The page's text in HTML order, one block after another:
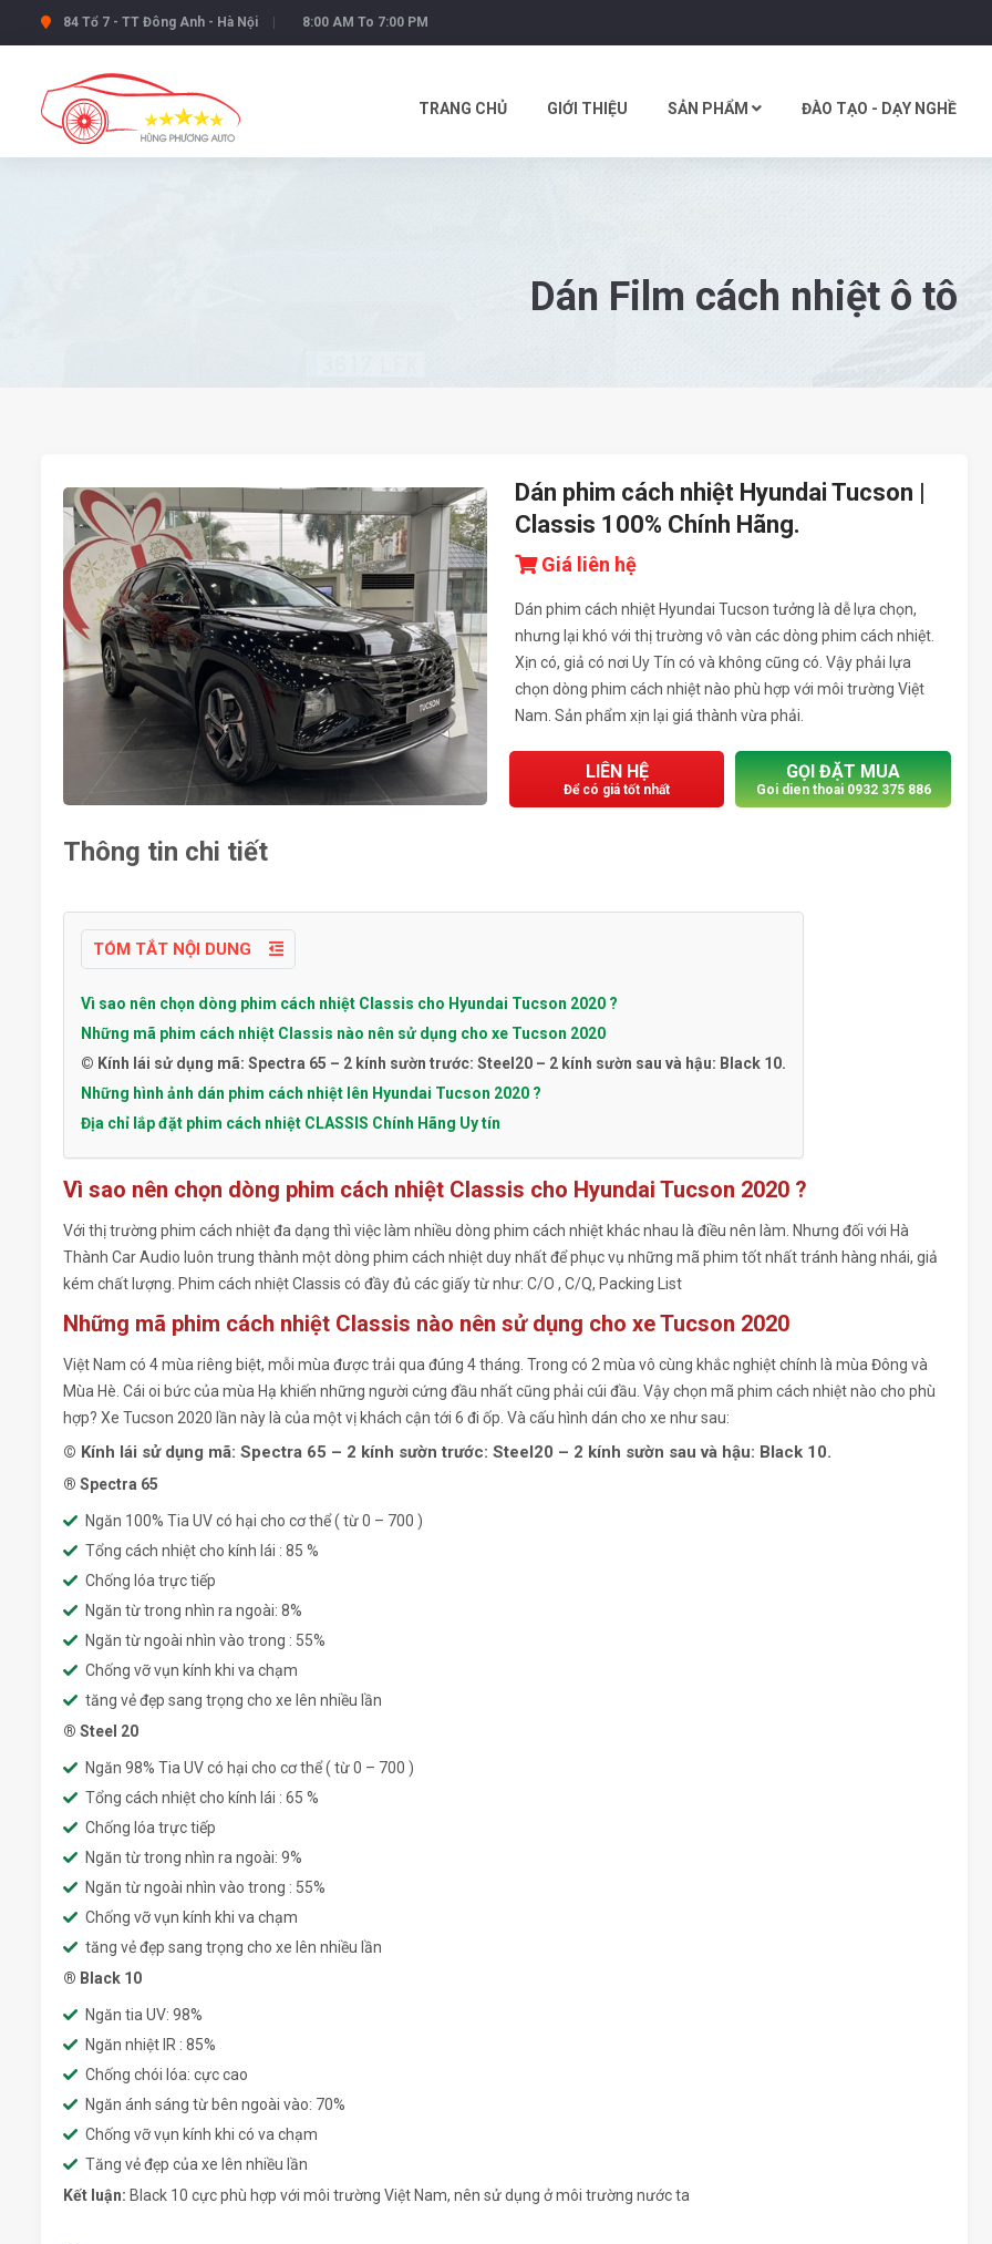
84 Tổ 7 - TT Đông Anh - Hà Nội 8:00 AM To 7:00 PM
TRANG CHỦ GIỚI THIỆU SẢN PHẨM ĐÀO TẠO - DẠY NGHỀ
Dán Film cách nhiệt ô tô
Dán phim cách nhiệt Hyundai Tucson |
Classis 100% Chính Hãng.
Giá liên hệ
Dán phim cách nhiệt Hyundai Tucson tưởng là dễ lựa chọn,
nhưng lại khó với thị trường vô vàn các dòng phim cách nhiệt.
Xịn có, giả có nơi Uy Tín có và không cũng có. Vậy phải lựa
chọn dòng phim cách nhiệt nào phù hợp với môi trường Việt
Nam. Sản phẩm xịn lại giá thành vừa phải.
LIÊN HỆ
Để có giá tốt nhất
GỌI ĐẶT MUA
Goi dien thoai 0932 375 886
Thông tin chi tiết
TÓM TẮT NỘI DUNG
Vì sao nên chọn dòng phim cách nhiệt Classis cho Hyundai Tucson 2020 ?
Những mã phim cách nhiệt Classis nào nên sử dụng cho xe Tucson 2020
© Kính lái sử dụng mã: Spectra 65 – 2 kính sườn trước: Steel20 – 2 kính sườn sau và hậu: Black 10.
Những hình ảnh dán phim cách nhiệt lên Hyundai Tucson 2020 ?
Địa chỉ lắp đặt phim cách nhiệt CLASSIS Chính Hãng Uy tín
Vì sao nên chọn dòng phim cách nhiệt Classis cho Hyundai Tucson 2020 ?
Với thị trường phim cách nhiệt đa dạng thì việc làm nhiều dòng phim cách nhiệt khác nhau là điều nên làm. Nhưng đối với Hà
Thành Car Audio luôn trung thành một dòng phim cách nhiệt duy nhất để phục vụ những mã phim tốt nhất tránh hàng nhái, giả
kém chất lượng. Phim cách nhiệt Classis có đầy đủ các giấy từ như: C/O , C/Q, Packing List
Những mã phim cách nhiệt Classis nào nên sử dụng cho xe Tucson 2020
Việt Nam có 4 mùa riêng biệt, mỗi mùa được trải qua đúng 4 tháng. Trong có 2 mùa vô cùng khắc nghiệt chính là mùa Đông và
Mùa Hè. Cái oi bức của mùa Hạ khiến những người cứng đầu nhất cũng phải cúi đầu. Vậy chọn mã phim cách nhiệt nào cho phù
hợp? Xe Tucson 2020 lần này là của một vị khách cận tới 6 đi ốp. Và cấu hình dán cho xe như sau:
© Kính lái sử dụng mã: Spectra 65 – 2 kính sườn trước: Steel20 – 2 kính sườn sau và hậu: Black 10.
® Spectra 65
Ngăn 100% Tia UV có hại cho cơ thể ( từ 0 – 700 )
Tổng cách nhiệt cho kính lái : 85 %
Chống lóa trực tiếp
Ngăn từ trong nhìn ra ngoài: 8%
Ngăn từ ngoài nhìn vào trong : 55%
Chống vỡ vụn kính khi va chạm
tăng vẻ đẹp sang trọng cho xe lên nhiều lần
® Steel 20
Ngăn 98% Tia UV có hại cho cơ thể ( từ 0 – 700 )
Tổng cách nhiệt cho kính lái : 65 %
Chống lóa trực tiếp
Ngăn từ trong nhìn ra ngoài: 9%
Ngăn từ ngoài nhìn vào trong : 55%
Chống vỡ vụn kính khi va chạm
tăng vẻ đẹp sang trọng cho xe lên nhiều lần
® Black 10
Ngăn tia UV: 98%
Ngăn nhiệt IR : 85%
Chống chói lóa: cực cao
Ngăn ánh sáng từ bên ngoài vào: 70%
Chống vỡ vụn kính khi có va chạm
Tăng vẻ đẹp của xe lên nhiều lần
Kết luận: Black 10 cực phù hợp với môi trường Việt Nam, nên sử dụng ở môi trường nước ta